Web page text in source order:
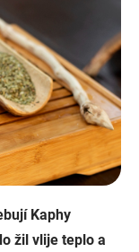
Kaphy
žil vlije teplo a